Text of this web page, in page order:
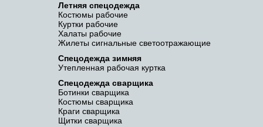
Летняя спецодежда
Костюмы рабочие
Куртки рабочие
Халаты рабочие
Жилеты сигнальные светоотражающие
Спецодежда зимняя
Утепленная рабочая куртка
Спецодежда сварщика
Ботинки сварщика
Костюмы сварщика
Краги сварщика
Щитки сварщика